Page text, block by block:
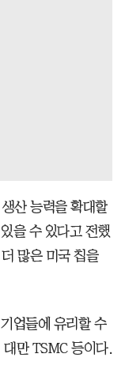
산 능력을 확대할
을 수 있다고 전했
많은 미국 칩을
업들에 유리할 수
만 TSMC 등이다.